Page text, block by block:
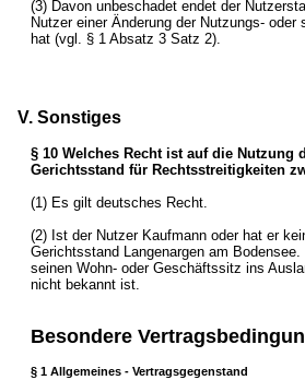
(3) Davon unbeschadet endet der
Nutzer einer Änderung der Nutzungs-
hat (vgl. § 1 Absatz 3 Satz 2).
V. Sonstiges
§ 10 Welches Recht ist auf die
Gerichtsstand für Rechtsstreitigkeiten
(1) Es gilt deutsches Recht.
(2) Ist der Nutzer Kaufmann oder hat er
Gerichtsstand Langenargen am
seinen Wohn- oder Geschäftssitz ins
nicht bekannt ist.
Besondere
§ 1 Allgemeines - Vertragsgegenstand